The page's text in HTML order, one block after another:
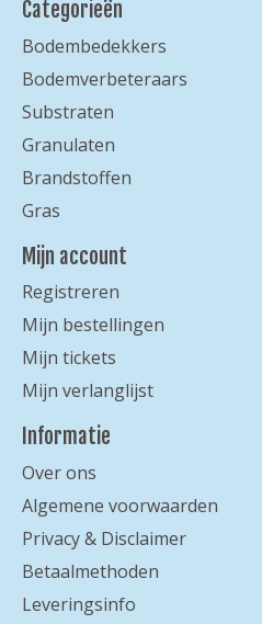
Categorieën
Bodembedekkers
Bodemverbeteraars
Substraten
Granulaten
Brandstoffen
Gras
Mijn account
Registreren
Mijn bestellingen
Mijn tickets
Mijn verlanglijst
Informatie
Over ons
Algemene voorwaarden
Privacy & Disclaimer
Betaalmethoden
Leveringsinfo